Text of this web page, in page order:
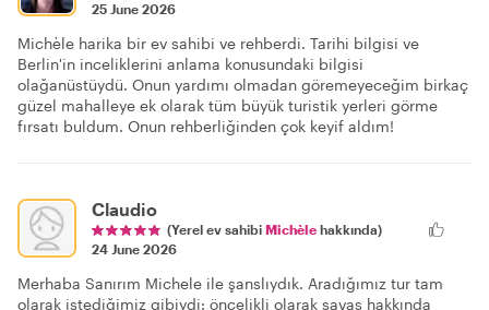
25 June 2026
Michèle harika bir ev sahibi ve rehberdi. Tarihi bilgisi ve
Berlin'in inceliklerini anlama konusundaki bilgisi
olağanüstüydü. Onun yardımı olmadan göremeyeceğim birkaç
güzel mahalleye ek olarak tüm büyük turistik yerleri görme
fırsatı buldum. Onun rehberliğinden çok keyif aldım!
Claudio
(Yerel ev sahibi Michèle hakkında)
24 June 2026
Merhaba Sanırım Michele ile şanslıydık. Aradığımız tur tam
olarak istediğimiz gibiydi: öncelikli olarak savaş hakkında